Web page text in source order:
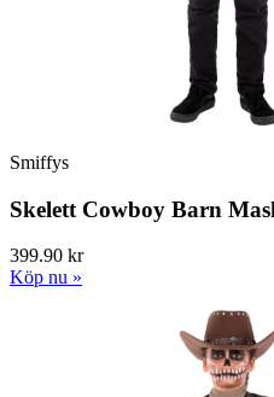
Smiffys
Skelett Cowboy Barn
399.90 kr
Köp nu »